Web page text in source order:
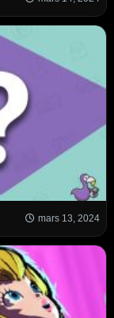
mars 13, 2024